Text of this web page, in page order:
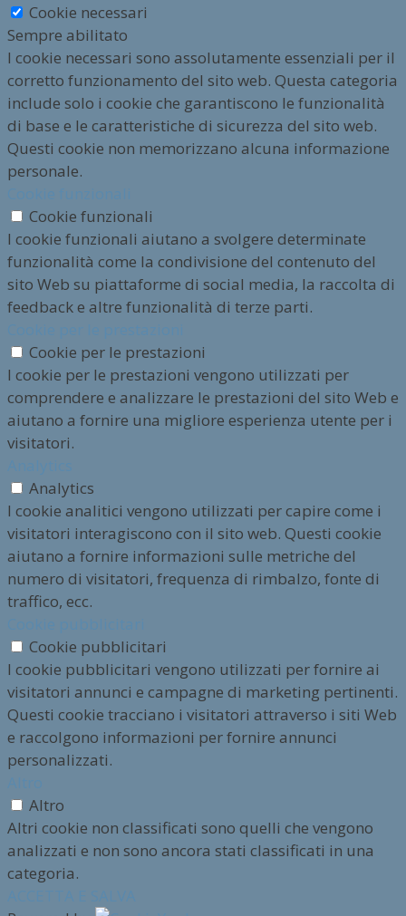
Cookie necessari
Sempre abilitato
I cookie necessari sono assolutamente essenziali per il
corretto funzionamento del sito web. Questa categoria
include solo i cookie che garantiscono le funzionalità
di base e le caratteristiche di sicurezza del sito web.
Questi cookie non memorizzano alcuna informazione
personale.
Cookie funzionali
I cookie funzionali aiutano a svolgere determinate
funzionalità come la condivisione del contenuto del
sito Web su piattaforme di social media, la raccolta di
feedback e altre funzionalità di terze parti.
Cookie per le prestazioni
I cookie per le prestazioni vengono utilizzati per
comprendere e analizzare le prestazioni del sito Web e
aiutano a fornire una migliore esperienza utente per i
visitatori.
Analytics
I cookie analitici vengono utilizzati per capire come i
visitatori interagiscono con il sito web. Questi cookie
aiutano a fornire informazioni sulle metriche del
numero di visitatori, frequenza di rimbalzo, fonte di
traffico, ecc.
Cookie pubblicitari
I cookie pubblicitari vengono utilizzati per fornire ai
visitatori annunci e campagne di marketing pertinenti.
Questi cookie tracciano i visitatori attraverso i siti Web
e raccolgono informazioni per fornire annunci
personalizzati.
Altro
Altri cookie non classificati sono quelli che vengono
analizzati e non sono ancora stati classificati in una
categoria.